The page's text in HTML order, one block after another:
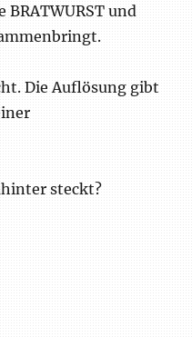
und
Die Auflösung gibt
steckt?